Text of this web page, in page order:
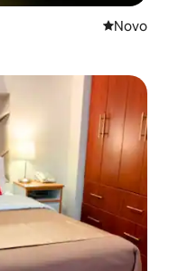
Novo
Novo